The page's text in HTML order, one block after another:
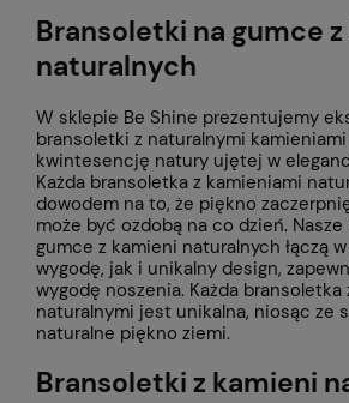
Bransoletki na gumce
naturalnych
W sklepie Be Shine prezentujemy
bransoletki z naturalnymi kamieniami
kwintesencję natury ujętej w
Każda bransoletka z kamieniami
dowodem na to, że piękno
może być ozdobą na co dzień.
gumce z kamieni naturalnych łączą
wygodę, jak i unikalny design,
wygodę noszenia. Każda bransoletka
naturalnymi jest unikalna, niosąc ze
naturalne piękno ziemi.
Bransoletki z kamieni